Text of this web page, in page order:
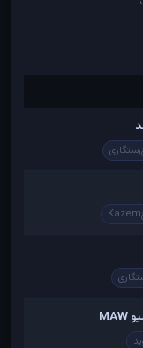
رستگاری
Kazem